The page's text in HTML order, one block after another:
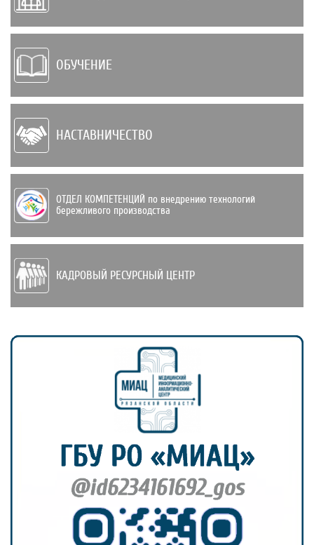
ОБУЧЕНИЕ
НАСТАВНИЧЕСТВО
ОТДЕЛ КОМПЕТЕНЦИЙ по внедрению техно­логий
бережливого производства
КАДРОВЫЙ РЕСУРСНЫЙ ЦЕНТР